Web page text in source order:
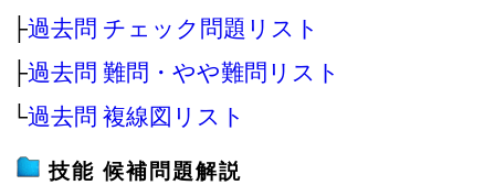
├過去問 チェック問題リスト
├過去問 難問・やや難問リスト
└過去問 複線図リスト
技能 候補問題解説